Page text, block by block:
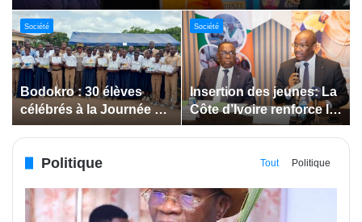
Société
Bodokro : 30 élèves
célébrés à la Journée de
l’Excellence du Lycée
Société
Insertion des jeunes: La
Côte d’Ivoire renforce le
suivi des conventions
Politique Tout Politique